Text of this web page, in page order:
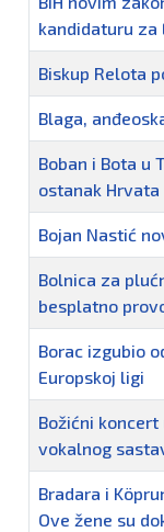
kandidaturu za
Biskup Relota
Blaga,
Boban i Bota u
ostanak Hrvata
Bojan Nastić
Bolnica za
besplatno
Borac izgubio
Europskoj ligi
Božićni
vokalnog
Bradara i
Ove žene su